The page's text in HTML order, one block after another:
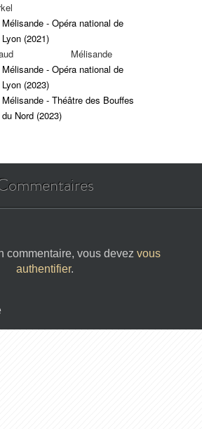
Mélisande - Opéra national de
Lyon (2021)
Mélisande
Mélisande - Opéra national de
Lyon (2023)
Mélisande - Théâtre des Bouffes
du Nord (2023)
commentaire, vous devez vous
authentifier.